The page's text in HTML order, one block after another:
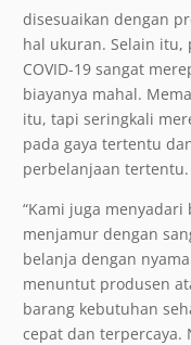
disesuaikan dengan
hal ukuran. Selain itu,
COVID-19 sangat
biayanya mahal.
itu, tapi seringkali
pada gaya tertentu
perbelanjaan tertentu.
“Kami juga menyadari
menjamur dengan
belanja dengan
menuntut produsen
barang kebutuhan
cepat dan terpercaya.